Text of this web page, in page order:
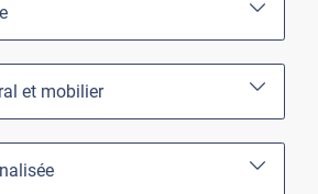
et mobilier